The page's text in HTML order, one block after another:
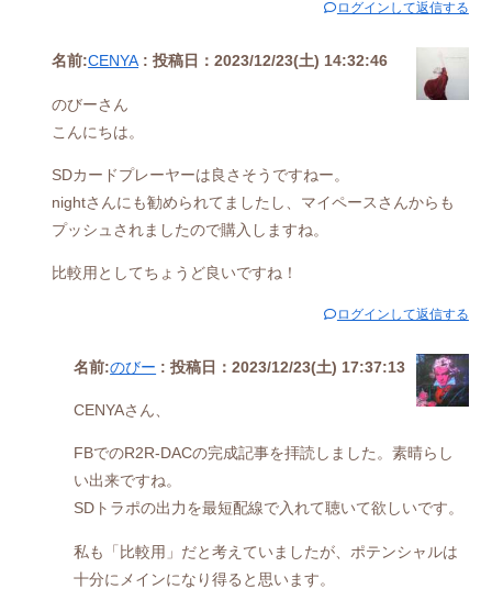
ログインして返信する
名前:CENYA: 投稿日：2023/12/23(土) 14:32:46
のびーさん
こんにちは。
SDカードプレーヤーは良さそうですねー。
nightさんにも勧められてましたし、マイペースさんからも
プッシュされましたので購入しますね。
比較用としてちょうど良いですね！
ログインして返信する
名前:のびー : 投稿日：2023/12/23(土) 17:37:13
CENYAさん、
FBでのR2R-DACの完成記事を拝読しました。素晴らし
い出来ですね。
SDトラポの出力を最短配線で入れて聴いて欲しいです。
私も「比較用」だと考えていましたが、ポテンシャルは
十分にメインになり得ると思います。